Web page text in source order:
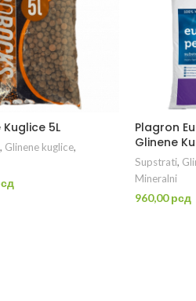
Kuglice 5L
, Glinene kuglice,
Plagron
Glinene
Supstrati,
Mineralni
960,00рсд